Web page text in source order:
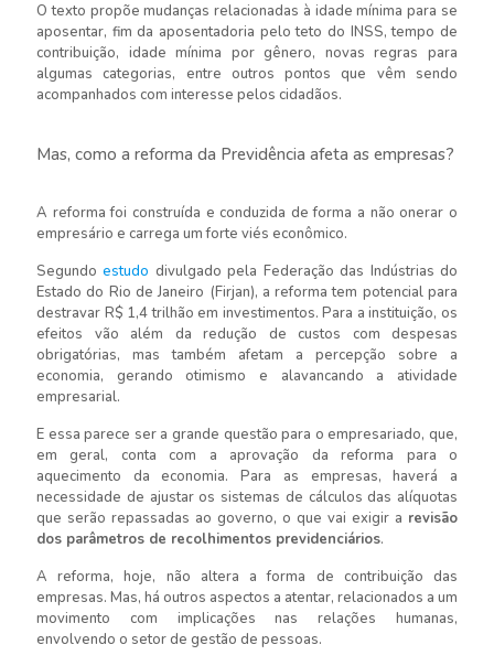
O texto propõe mudanças relacionadas à idade mínima para se
aposentar, fim da aposentadoria pelo teto do INSS, tempo de
contribuição, idade mínima por gênero, novas regras para
algumas categorias, entre outros pontos que vêm sendo
acompanhados com interesse pelos cidadãos.
Mas, como a reforma da Previdência afeta as empresas?
A reforma foi construída e conduzida de forma a não onerar o
empresário e carrega um forte viés econômico.
Segundoestudo divulgado pela Federação das Indústrias do
Estado do Rio de Janeiro (Firjan), a reforma tem potencial para
destravar R$ 1,4 trilhão em investimentos. Para a instituição, os
efeitos vão além da redução de custos com despesas
obrigatórias, mas também afetam a percepção sobre a
economia, gerando otimismo e alavancando a atividade
empresarial.
E essa parece ser a grande questão para o empresariado, que,
em geral, conta com a aprovação da reforma para o
aquecimento da economia. Para as empresas, haverá a
necessidade de ajustar os sistemas de cálculos das alíquotas
que serão repassadas ao governo, o que vai exigir a revisão
dos parâmetros de recolhimentos previdenciários.
A reforma, hoje, não altera a forma de contribuição das
empresas. Mas, há outros aspectos a atentar, relacionados a um
movimento com implicações nas relações humanas,
envolvendo o setor de gestão de pessoas.